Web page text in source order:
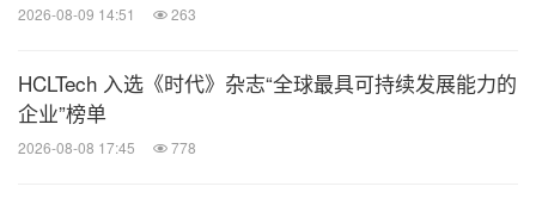
2026-08-09 14:51 263
HCLTech 入选《时代》杂志“全球最具可持续发展能力的
企业”榜单
2026-08-08 17:45 778